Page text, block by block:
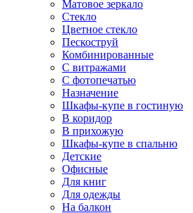
Матовое зеркало
Стекло
Цветное стекло
Пескоструй
Комбинированные
С витражами
С фотопечатью
Назначение
Шкафы-купе в гостиную
В коридор
В прихожую
Шкафы-купе в спальню
Детские
Офисные
Для книг
Для одежды
На балкон